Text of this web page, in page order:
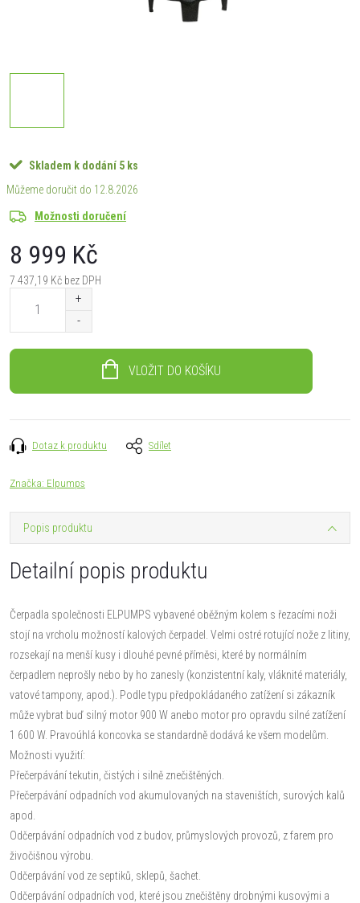
Skladem k dodání 5 ks
12.8.2026
Možnosti doručení
8 999 Kč
7 437,19 Kč bez DPH
VLOŽIT DO KOŠÍKU
Dotaz k produktu Sdílet
Značka: Elpumps
Popis produktu
Detailní popis produktu
Čerpadla společnosti ELPUMPS vybavené oběžným kolem s řezacími noži
stojí na vrcholu možností kalových čerpadel. Velmi ostré rotující nože z litiny,
rozsekají na menší kusy i dlouhé pevné příměsi, které by normálním
čerpadlem neprošly nebo by ho zanesly (konzistentní kaly, vláknité materiály,
vatové tampony, apod.). Podle typu předpokládaného zatížení si zákazník
může vybrat buď silný motor 900 W anebo motor pro opravdu silné zatížení
1 600 W. Pravoúhlá koncovka se standardně dodává ke všem modelům.
Možnosti využití:
Přečerpávání tekutin, čistých i silně znečištěných.
Přečerpávání odpadních vod akumulovaných na staveništích, surových kalů
apod.
Odčerpávání odpadních vod z budov, průmyslových provozů, z farem pro
živočišnou výrobu.
Odčerpávání vod ze septiků, sklepů, šachet.
Odčerpávání odpadních vod, které jsou znečištěny drobnými kusovými a